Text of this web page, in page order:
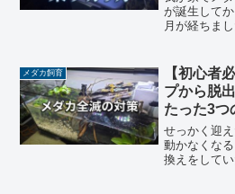
が誕生して
月が経ちま
な、、、」
槽を覗き込
メダカ飼育
【初心者
プから脱
たった3つ
せっかく迎
動かなくな
換えをして